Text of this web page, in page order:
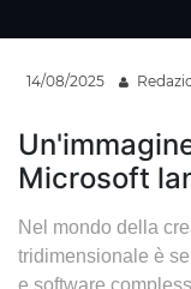
14/08/2025
Microsoft
Nel mondo della
tridimensionale è
e software